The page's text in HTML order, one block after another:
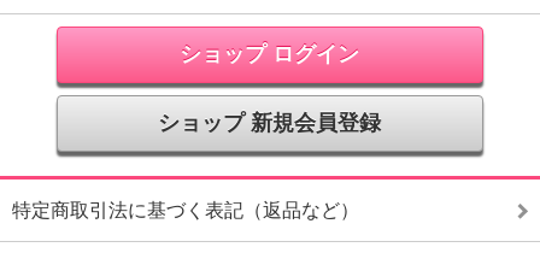
ショップ ログイン
ショップ 新規会員登録
特定商取引法に基づく表記（返品など）